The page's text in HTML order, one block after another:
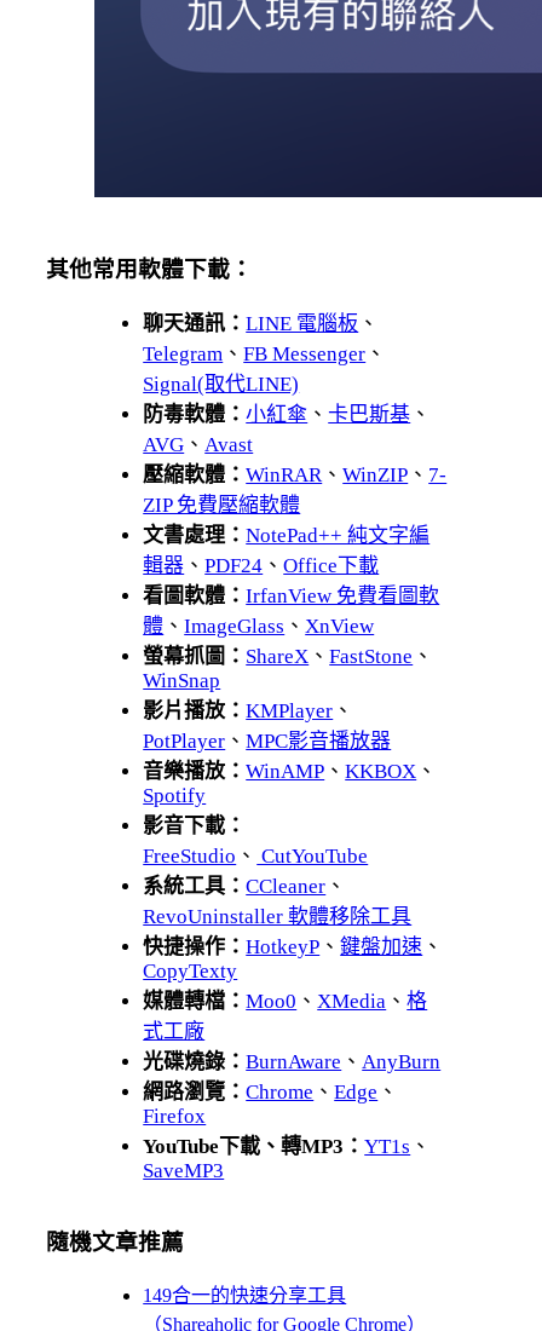
其他常用軟體下載：
聊天通訊：LINE 電腦板 、
Telegram 、FB Messenger 、
Signal(取代LINE)
防毒軟體：小紅傘 、卡巴斯基 、
AVG 、 Avast
壓縮軟體：WinRAR 、WinZIP 、 7-
ZIP 免費壓縮軟體
文書處理：NotePad++ 純文字編
輯器 、PDF24 、Office下載
看圖軟體：IrfanView 免費看圖軟
體 、ImageGlass 、 XnView
螢幕抓圖： ShareX 、FastStone 、
WinSnap
影片播放：KMPlayer 、
PotPlayer 、MPC影音播放器
音樂播放：WinAMP 、KKBOX 、
Spotify
影音下載：
FreeStudio 、 CutYouTube
系統工具：CCleaner 、
RevoUninstaller 軟體移除工具
快捷操作：HotkeyP 、鍵盤加速 、
CopyTexty
媒體轉檔：Moo0 、 XMedia 、格
式工廠
光碟燒錄：BurnAware 、 AnyBurn
網路瀏覽：Chrome 、Edge 、
Firefox
YouTube下載、轉MP3：YT1s 、
SaveMP3
隨機文章推薦
149合一的快速分享工具
（Shareaholic for Google Chrome）